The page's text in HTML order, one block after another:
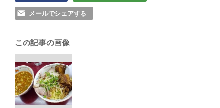
メールでシェアする
この記事の画像